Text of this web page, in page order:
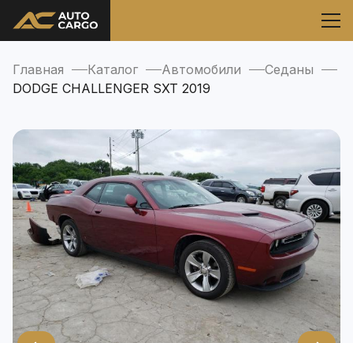
Главная Каталог Автомобили
Седаны
DODGE CHALLENGER SXT 2019